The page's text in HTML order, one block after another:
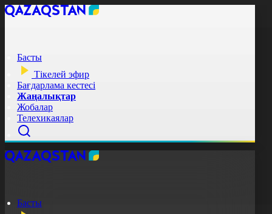
Басты
Тікелей эфир
Бағдарлама кестесі
Жаңалықтар
Жобалар
Телехикаялар
Басты